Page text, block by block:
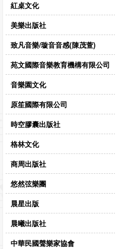
紅桌文化
美樂出版社
致凡音樂/璇音音感(陳茂萱)
苑文國際音樂教育機構有限公司
音樂園文化
原笙國際有限公司
時空膠囊出版社
格林文化
商周出版社
悠然弦樂團
晨星出版
晨曦出版社
中華民國聲樂家協會